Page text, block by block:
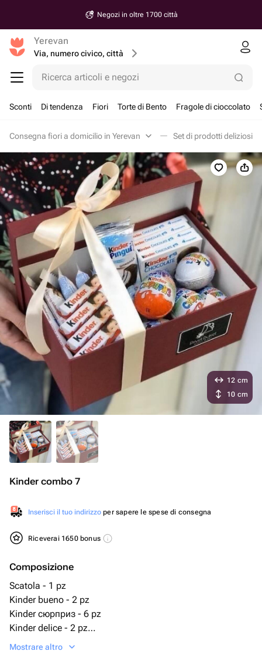
Negozi in oltre 1700 città
Yerevan
Via, numero civico, città
Ricerca articoli e negozi
Sconti Di tendenza Fiori Torte di Bento Fragole di cioccolato
Consegna fiori a domicilio in Yerevan Set di prodotti deliziosi in
Kinder combo 7
Inserisci il tuo indirizzo per sapere le spese di consegna
Riceverai 1650 bonus
Composizione
Scatola - 1 pz
Kinder bueno - 2 pz
Kinder сюрприз - 6 pz
Kinder delice - 2 pz
Kinder pingui - 2 pz
Mostrare altro
12 cm
10 cm